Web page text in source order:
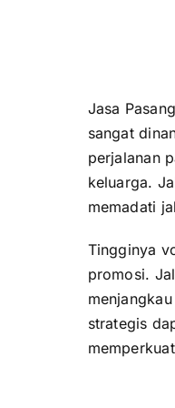
Jasa
sangat
perjalanan
keluarga.
memadati
Tingginya
promosi.
strategis